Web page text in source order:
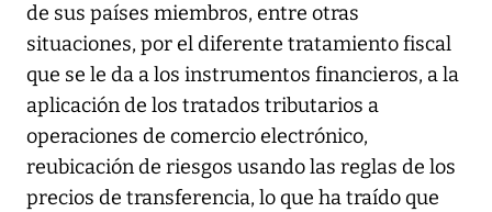
de sus países miembros, entre otras
situaciones, por el diferente tratamiento fiscal
que se le da a los instrumentos financieros, a la
aplicación de los tratados tributarios a
operaciones de comercio electrónico,
reubicación de riesgos usando las reglas de los
precios de transferencia, lo que ha traído que